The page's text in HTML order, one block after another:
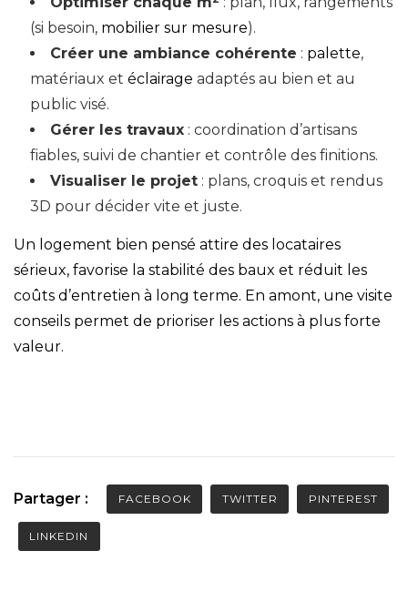
(si besoin, mobilier sur mesure).
Créer une ambiance cohérente : palette,
matériaux et éclairage adaptés au bien et au
public visé.
Gérer les travaux : coordination d’artisans
fiables, suivi de chantier et contrôle des finitions.
Visualiser le projet : plans, croquis et rendus
3D pour décider vite et juste.
Un logement bien pensé attire des locataires
sérieux, favorise la stabilité des baux et réduit les
coûts d’entretien à long terme. En amont, une visite
conseils permet de prioriser les actions à plus forte
valeur.
Partager : FACEBOOK TWITTER PINTEREST
LINKEDIN